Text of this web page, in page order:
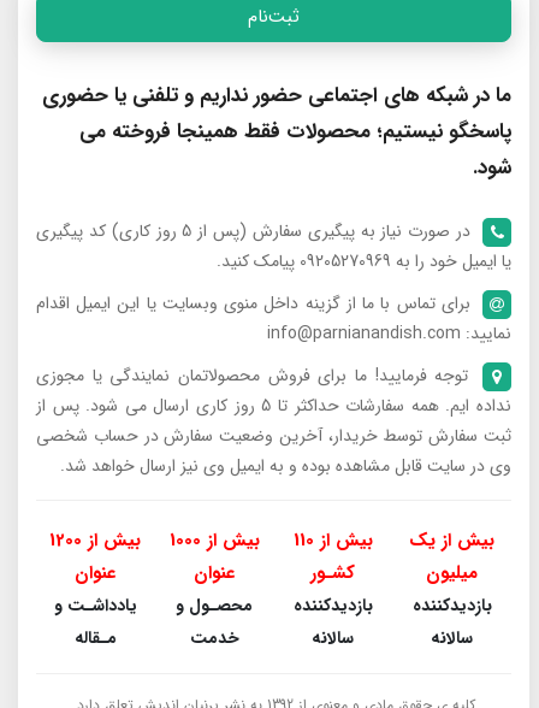
ثبت‌نام
ما در شبکه های اجتماعی حضور نداریم و تلفنی یا حضوری
پاسخگو نیستیم؛ محصولات فقط همینجا فروخته می
شود.
در صورت نیاز به پیگیری سفارش (پس از 5 روز کاری) کد پیگیری
یا ایمیل خود را به 09205270969 پیامک کنید.
برای تماس با ما از گزینه داخل منوی وبسایت یا این ایمیل اقدام
نمایید: info@parnianandish.com
توجه فرمایید! ما برای فروش محصولاتمان نمایندگی یا مجوزی
نداده ایم. همه سفارشات حداکثر تا 5 روز کاری ارسال می شود. پس از
ثبت سفارش توسط خریدار، آخرین وضعیت سفارش در حساب شخصی
وی در سایت قابل مشاهده بوده و به ایمیل وی نیز ارسال خواهد شد.
بیش از یک
میلیون
بازدیدکننده
سالانه
بیش از 110
کشـور
بازدیدکننده
سالانه
بیش از 1000
عنوان
محصـول و
خدمت
بیش از 1200
عنوان
یادداشـت و
مـقاله